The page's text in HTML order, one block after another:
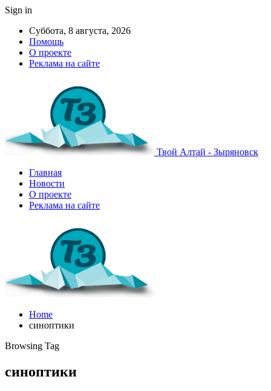
Sign in
Суббота, 8 августа, 2026
Помощь
О проекте
Реклама на сайте
Твой Алтай - Зыряновск
Главная
Новости
О проекте
Реклама на сайте
Home
синоптики
Browsing Tag
синоптики